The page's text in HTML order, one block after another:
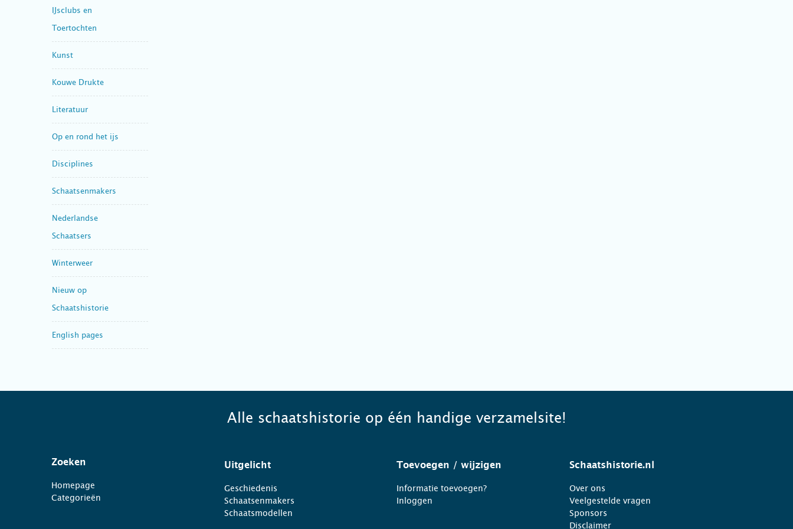
IJsclubs en
Toertochten
Kunst
Kouwe Drukte
Literatuur
Op en rond het ijs
Disciplines
Schaatsenmakers
Nederlandse
Schaatsers
Winterweer
Nieuw op
Schaatshistorie
English pages
Alle schaatshistorie op één handige verzamelsite!
Zoeken
Homepage
Categorieën
Uitgelicht
Geschiedenis
Schaatsenmakers
Schaatsmodellen
Toevoegen / wijzigen
Informatie toevoegen?
Inloggen
Schaatshistorie.nl
Over ons
Veelgestelde vragen
Sponsors
Disclaimer